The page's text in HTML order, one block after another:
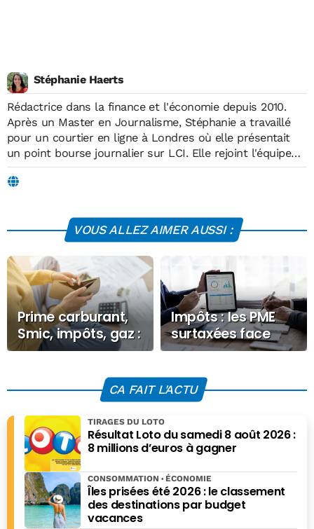
Stéphanie Haerts
Rédactrice dans la finance et l'économie depuis 2010.
Après un Master en Journalisme, Stéphanie a travaillé
pour un courtier en ligne à Londres où elle présentait
un point bourse journalier sur LCI. Elle rejoint l'équipe
d'Économie Matin en 2019, où elle écrit sur des sujets
liés à l'économie, la finance, les technologies,
VOUS ALLEZ AIMER AUSSI :
Prime carburant,
Smic, impôts, gaz :
tout ce qui change
Impôts : les PME
surtaxées face
aux grandes
CA FAIT L'ACTU
Résultat Loto du samedi 8 août 2026 :
8 millions d’euros à gagner
TIRAGES DU LOTO
Îles prisées été 2026 : le classement
des destinations par budget
vacances
CONSOMMATION ÉCONOMIE